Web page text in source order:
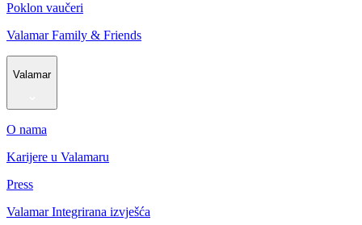
Poklon vaučeri
Valamar Family & Friends
Valamar
O nama
Karijere u Valamaru
Press
Valamar Integrirana izvješća